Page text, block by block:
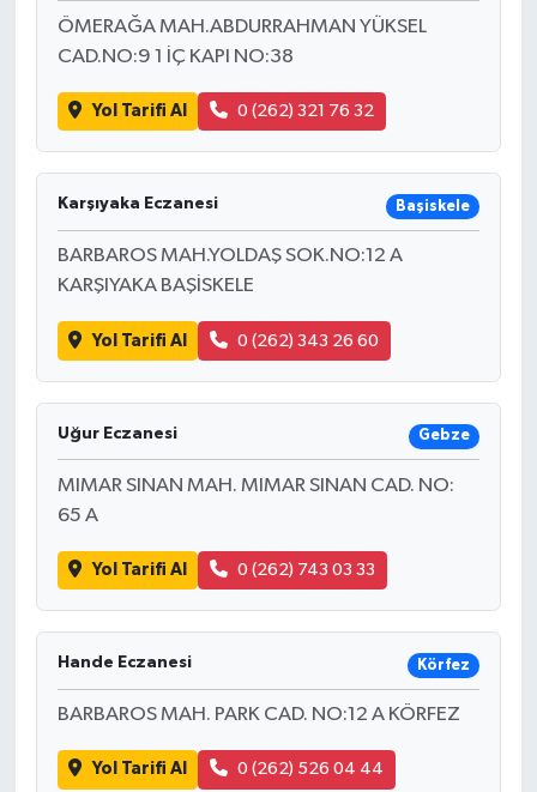
ÖMERAĞA MAH.ABDURRAHMAN YÜKSEL
CAD.NO:9 1 İÇ KAPI NO:38
Yol Tarifi Al 0 (262) 321 76 32
Karşıyaka Eczanesi Başiskele
BARBAROS MAH.YOLDAŞ SOK.NO:12 A
KARŞIYAKA BAŞİSKELE
Yol Tarifi Al 0 (262) 343 26 60
Uğur Eczanesi Gebze
MIMAR SINAN MAH. MIMAR SINAN CAD. NO:
65 A
Yol Tarifi Al 0 (262) 743 03 33
Hande Eczanesi Körfez
BARBAROS MAH. PARK CAD. NO:12 A KÖRFEZ
Yol Tarifi Al 0 (262) 526 04 44